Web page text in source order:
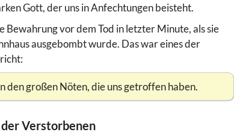
Gott, der uns in Anfechtungen beisteht.
vor dem Tod in letzter Minute, als sie
ausgebombt wurde. Das war eines der
den großen Nöten, die uns getroffen haben.
Verstorbenen